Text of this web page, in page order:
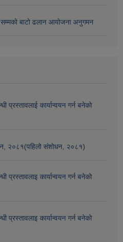
बाटो ढलान आयोजना अनुगमन
प्रस्तावलाई कार्यान्वयन गर्न बनेको
ऐन, २०८१(पहिलो संशोधन, २०८१)
प्रस्तावलाइ कार्यान्वयन गर्न बनेको
प्रस्तावलाइ कार्यान्वयन गर्न बनेको